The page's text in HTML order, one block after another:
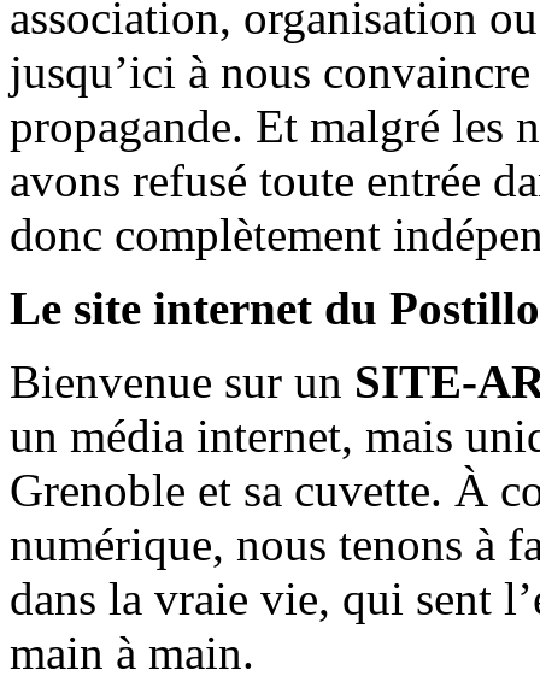
association, organisation
jusqu’ici à nous
propagande. Et malgré les
avons refusé toute entrée
donc complètement
Le site internet du
Bienvenue sur un SITE-
un média internet, mais
Grenoble et sa cuvette. À
numérique, nous tenons à
dans la vraie vie, qui sent
main à main.